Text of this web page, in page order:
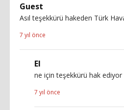
Guest
Asıl teşekkürü hakeden Türk
7 yıl önce
EI
ne için teşekkürü hak ediyor
7 yıl önce